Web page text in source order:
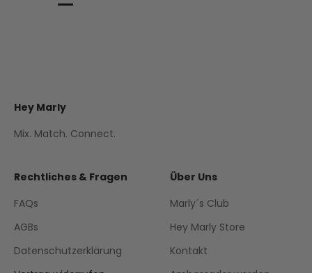
Hey Marly
Mix. Match. Connect.
Rechtliches & Fragen
FAQs
AGBs
Datenschutzerklärung
Über Uns
Marly´s Club
Hey Marly Store
Kontakt